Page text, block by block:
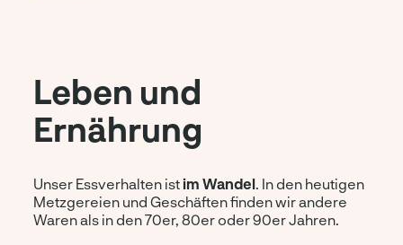
Leben und
Ernährung
Unser Essverhalten ist im Wandel . In den heutigen
Metzgereien und Geschäften finden wir andere
Waren als in den 70er, 80er oder 90er Jahren.